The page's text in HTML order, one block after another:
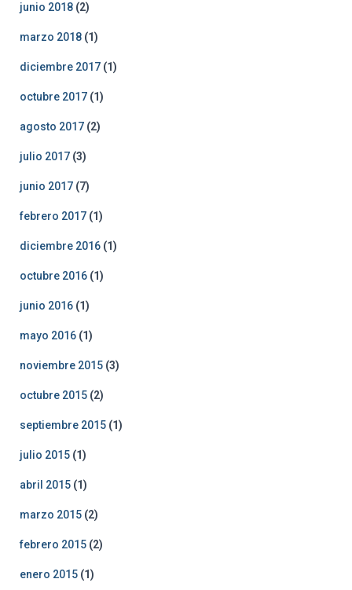
junio 2018 (2)
marzo 2018 (1)
diciembre 2017 (1)
octubre 2017 (1)
agosto 2017 (2)
julio 2017 (3)
junio 2017 (7)
febrero 2017 (1)
diciembre 2016 (1)
octubre 2016 (1)
junio 2016 (1)
mayo 2016 (1)
noviembre 2015 (3)
octubre 2015 (2)
septiembre 2015 (1)
julio 2015 (1)
abril 2015 (1)
marzo 2015 (2)
febrero 2015 (2)
enero 2015 (1)